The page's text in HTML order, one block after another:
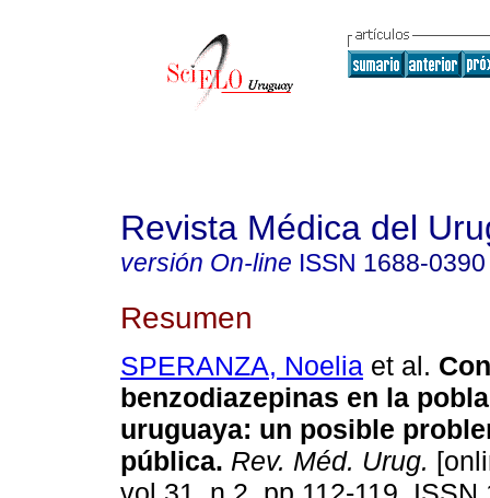
Revista Médica del
versión On-line ISSN 1688-0390
Resumen
SPERANZA, Noelia et al.
benzodiazepinas en la
uruguaya: un posible
pública. Rev. Méd. Urug.